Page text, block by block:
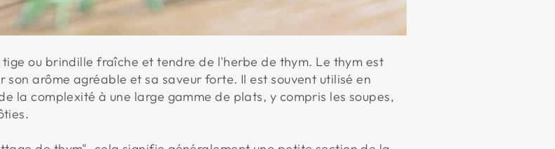
ou brindille fraîche et tendre de l'herbe de thym. Le thym est
son arôme agréable et sa saveur forte. Il est souvent utilisé en
la complexité à une large gamme de plats, y compris les soupes,